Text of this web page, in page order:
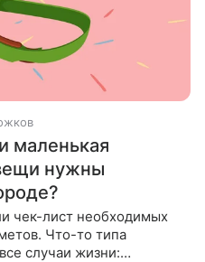
маленькая
нужны
чек-лист необходимых
Что-то типа
случаи жизни: